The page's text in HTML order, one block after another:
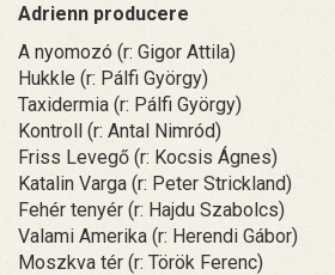
Adrienn producere
A nyomozó (r: Gigor Attila)
Hukkle (r: Pálfi György)
Taxidermia (r: Pálfi György)
Kontroll (r: Antal Nimród)
Friss Levegő (r: Kocsis Ágnes)
Katalin Varga (r: Peter Strickland)
Fehér tenyér (r: Hajdu Szabolcs)
Valami Amerika (r: Herendi Gábor)
Moszkva tér (r: Török Ferenc)